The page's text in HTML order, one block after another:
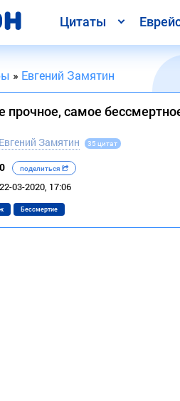
Цитаты
» Евгений Замятин
самое
Евгений Замятин 35 цитат
0 поделиться
22-03-2020, 17:06
Бессмертие